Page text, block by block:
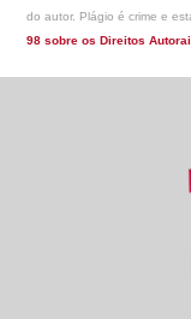
do autor. Plágio é crime e
98 sobre os Direitos